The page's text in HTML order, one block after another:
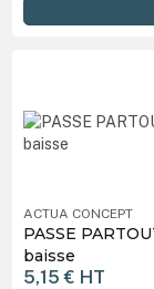
ACTUA CONCEPT
PASSE
baisse
5,15 € HT